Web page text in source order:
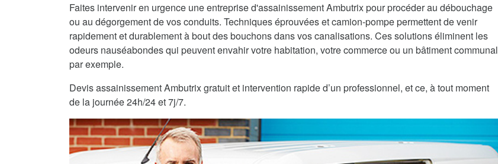
Faites intervenir en urgence une entreprise d'assainissement Ambutrix pour procéder au débouchage
ou au dégorgement de vos conduits. Techniques éprouvées et camion-pompe permettent de venir
rapidement et durablement à bout des bouchons dans vos canalisations. Ces solutions éliminent les
odeurs nauséabondes qui peuvent envahir votre habitation, votre commerce ou un bâtiment communal
par exemple.
Devis assainissement Ambutrix gratuit et intervention rapide d’un professionnel, et ce, à tout moment
de la journée 24h/24 et 7j/7.